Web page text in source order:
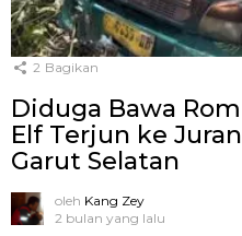
2 Bagikan
Diduga Bawa
Elf Terjun ke
Garut Selatan
oleh Kang Zey
2 bulan yang lalu